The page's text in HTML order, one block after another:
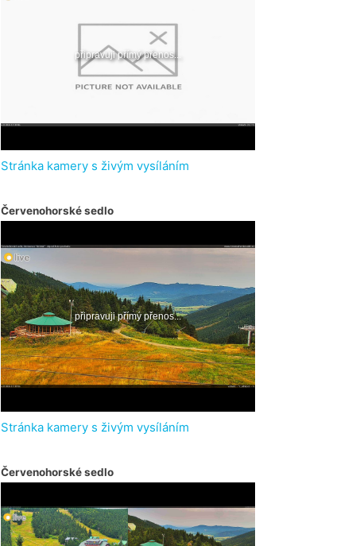
Stránka kamery s živým vysíláním
Červenohorské sedlo
Stránka kamery s živým vysíláním
Červenohorské sedlo